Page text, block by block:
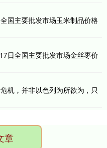
国主要批发市场玉米制品价格
日全国主要批发市场金丝枣价
机，并非以色列为所欲为，只
章